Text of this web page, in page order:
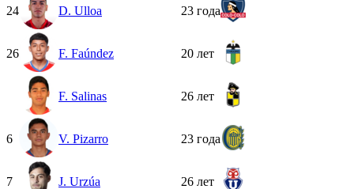
24 D. Ulloa 23 года
26 F. Faúndez 20 лет
F. Salinas 26 лет
6 V. Pizarro 23 года
7 J. Urzúa 26 лет